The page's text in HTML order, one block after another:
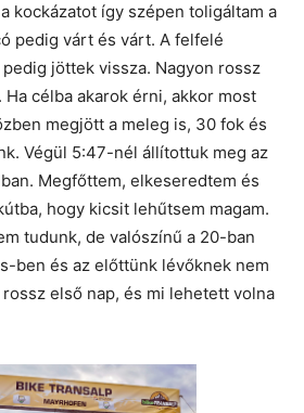
kockázatot így szépen toligáltam a
pedig várt és várt. A felfelé
jöttek vissza. Nagyon rossz
célba akarok érni, akkor most
megjött a meleg is, 30 fok és
Végül 5:47-nél állítottuk meg az
Megfőttem, elkeseredtem és
hogy kicsit lehűtsem magam.
tudunk, de valószínű a 20-ban
ben és az előttünk lévőknek nem
első nap, és mi lehetett volna